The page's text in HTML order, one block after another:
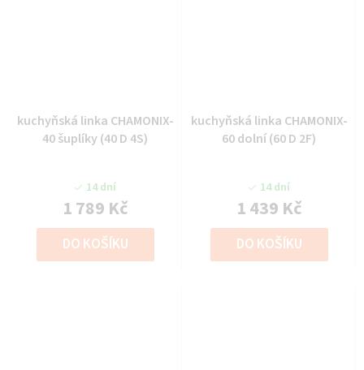
kuchyňská linka CHAMONIX-
40 šuplíky (40 D 4S)
14 dní
1 789 Kč
DO KOŠÍKU
kuchyňská linka CHAMONIX-
60 dolní (60 D 2F)
14 dní
1 439 Kč
DO KOŠÍKU